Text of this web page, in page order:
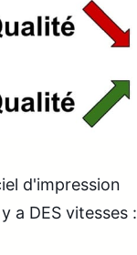
d'impression
a DES vitesses :